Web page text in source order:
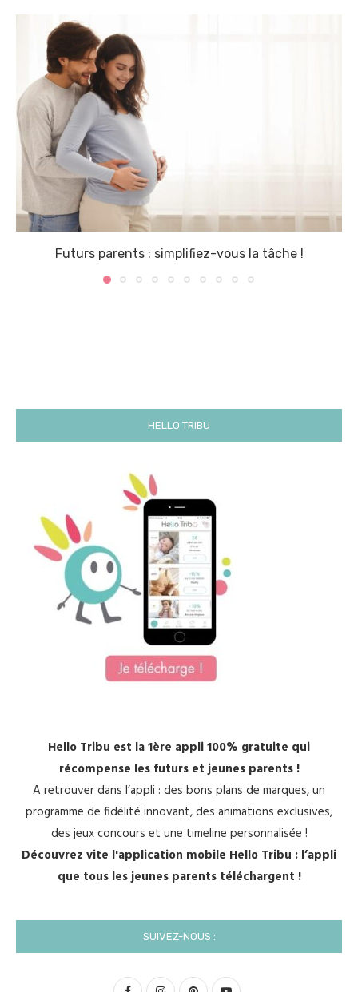
Futurs parents : simplifiez-vous la tâche !
HELLO TRIBU
Hello Tribu est la 1ère appli 100% gratuite qui
récompense les futurs et jeunes parents !
A retrouver dans l’appli : des bons plans de marques, un
programme de fidélité innovant, des animations exclusives,
des jeux concours et une timeline personnalisée !
Découvrez vite l'application mobile Hello Tribu : l’appli
que tous les jeunes parents téléchargent !
SUIVEZ-NOUS :